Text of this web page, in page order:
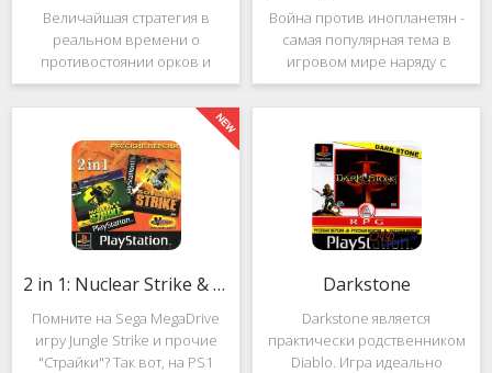
Величайшая стратегия в
реальном времени о
противостоянии орков и
людей. Warcraft 2: The Dark
Saga рассказывает
классическую историю, в
которой идёт битва за
королевство Азерот в мире
Средневековья с
Война против инопланетян -
самая популярная тема в
игровом мире наряду с
войнами против
террористов и зомби. Здесь
народы объединяются в
борьбе с врагом, Земля
рушится, но
2 in 1: Nuclear Strike & Soviet Strike
Помните на Sega MegaDrive
игру Jungle Strike и прочие
"Страйки"? Так вот, на PS1
Darkstone
Darkstone является
практически родственником
Diablo. Игра идеально